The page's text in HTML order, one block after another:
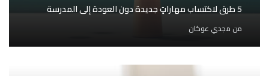
5 طرق لاكتساب مهاراتٍ جديدة دون العودة إلى المدرسة
من مجدي عوكان